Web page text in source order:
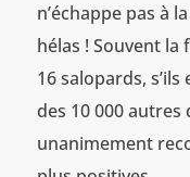
n’échappe pas à
hélas ! Souvent la
16 salopards,
des 10 000 autres
unanimement